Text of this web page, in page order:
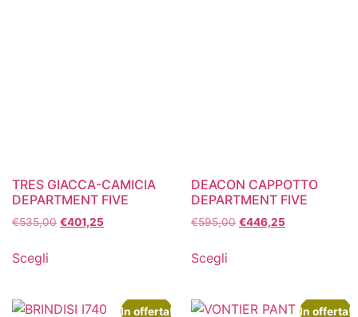
TRES GIACCA-CAMICIA
DEPARTMENT FIVE
€535,00 €401,25
Scegli
DEACON CAPPOTTO
DEPARTMENT FIVE
€595,00 €446,25
Scegli
In offerta! In offerta!